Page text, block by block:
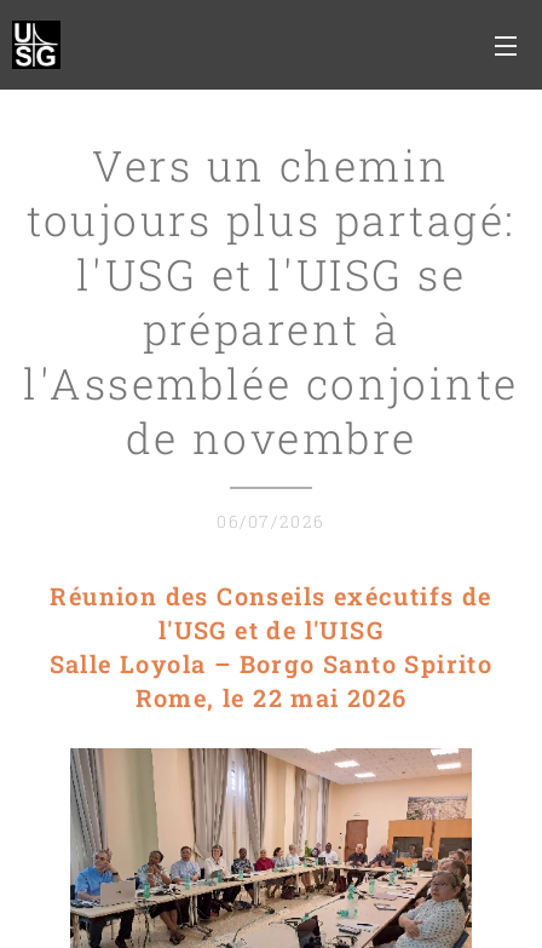
Vers un chemin
toujours plus partagé:
l'USG et l'UISG se
préparent à
l'Assemblée conjointe
de novembre
06/07/2026
Réunion des Conseils exécutifs de
l'USG et de l'UISG
Salle Loyola – Borgo Santo Spirito
Rome, le 22 mai 2026